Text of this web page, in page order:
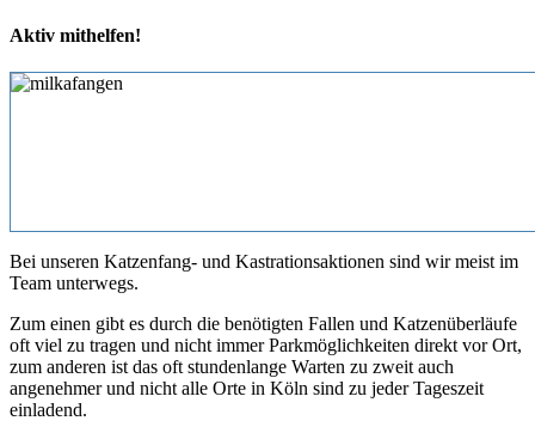
Aktiv mithelfen!
Bei unseren Katzenfang- und Kastrationsaktionen sind wir meist im
Team unterwegs.
Zum einen gibt es durch die benötigten Fallen und Katzenüberläufe
oft viel zu tragen und nicht immer Parkmöglichkeiten direkt vor Ort,
zum anderen ist das oft stundenlange Warten zu zweit auch
angenehmer und nicht alle Orte in Köln sind zu jeder Tageszeit
einladend.